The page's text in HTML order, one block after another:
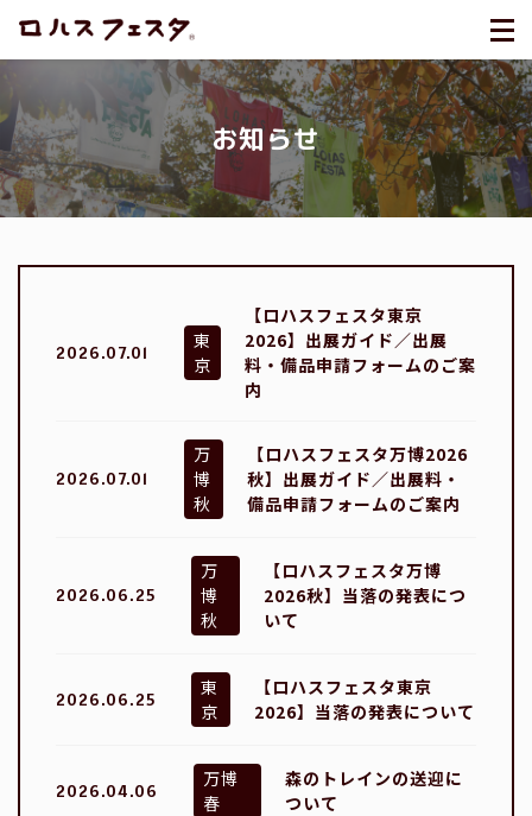
お知らせ
2026.07.01
東
京
【ロハスフェスタ東京
2026】出展ガイド／出展
料・備品申請フォームのご案
内
2026.07.01
万
博
秋
【ロハスフェスタ万博2026
秋】出展ガイド／出展料・
備品申請フォームのご案内
2026.06.25
万
博
秋
【ロハスフェスタ万博
2026秋】当落の発表につ
いて
2026.06.25
東
京
【ロハスフェスタ東京
2026】当落の発表について
2026.04.06
万博
春
森のトレインの送迎に
ついて